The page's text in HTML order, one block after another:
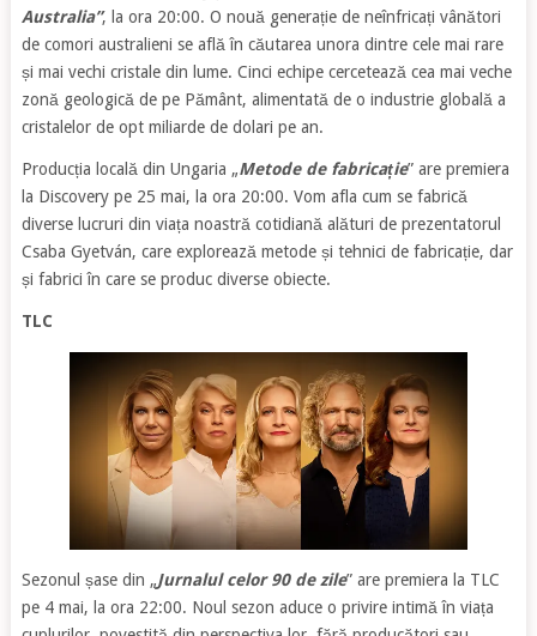
Australia”, la ora 20:00. O nouă generație de neînfricați vânători
de comori australieni se află în căutarea unora dintre cele mai rare
și mai vechi cristale din lume. Cinci echipe cercetează cea mai veche
zonă geologică de pe Pământ, alimentată de o industrie globală a
cristalelor de opt miliarde de dolari pe an.
Producția locală din Ungaria „Metode de fabricație” are premiera
la Discovery pe 25 mai, la ora 20:00. Vom afla cum se fabrică
diverse lucruri din viața noastră cotidiană alături de prezentatorul
Csaba Gyetván, care explorează metode și tehnici de fabricație, dar
și fabrici în care se produc diverse obiecte.
TLC
Sezonul șase din „Jurnalul celor 90 de zile” are premiera la TLC
pe 4 mai, la ora 22:00. Noul sezon aduce o privire intimă în viața